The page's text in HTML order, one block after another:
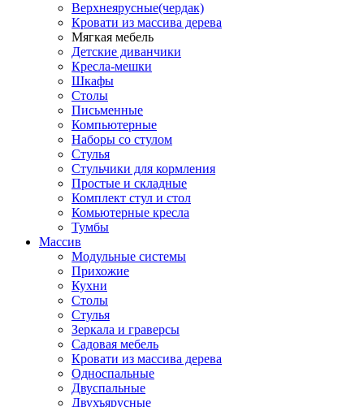
Верхнеярусные(чердак)
Кровати из массива дерева
Мягкая мебель
Детские диванчики
Кресла-мешки
Шкафы
Столы
Письменные
Компьютерные
Наборы со стулом
Стулья
Стульчики для кормления
Простые и складные
Комплект стул и стол
Комьютерные кресла
Тумбы
Массив
Модульные системы
Прихожие
Кухни
Столы
Стулья
Зеркала и граверсы
Садовая мебель
Кровати из массива дерева
Односпальные
Двуспальные
Двухъярусные